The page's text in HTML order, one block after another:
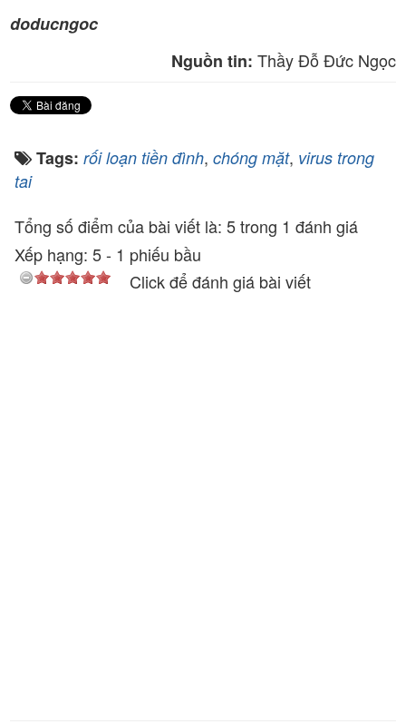
doducngoc
Nguồn tin: Thầy Đỗ Đức Ngọc
Tags: rối loạn tiền đình, chóng mặt, virus trong
tai
Tổng số điểm của bài viết là: 5 trong 1 đánh giá
Xếp hạng: 5- 1 phiếu bầu
Click để đánh giá bài viết